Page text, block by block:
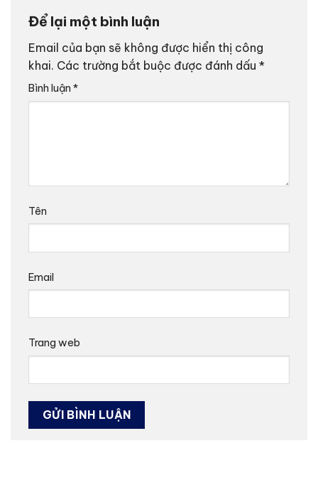
Để lại một bình luận
Email của bạn sẽ không được hiển thị công
khai. Các trường bắt buộc được đánh dấu *
Bình luận *
Tên
Email
Trang web